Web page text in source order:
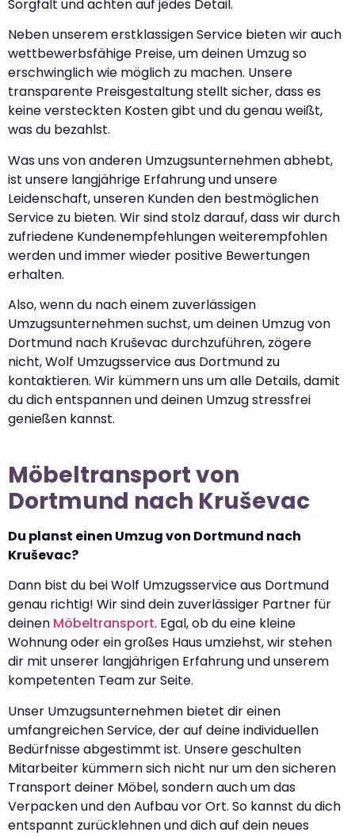
Sorgfalt und achten auf jedes Detail.
Neben unserem erstklassigen Service bieten wir auch
wettbewerbsfähige Preise, um deinen Umzug so
erschwinglich wie möglich zu machen. Unsere
transparente Preisgestaltung stellt sicher, dass es
keine versteckten Kosten gibt und du genau weißt,
was du bezahlst.
Was uns von anderen Umzugsunternehmen abhebt,
ist unsere langjährige Erfahrung und unsere
Leidenschaft, unseren Kunden den bestmöglichen
Service zu bieten. Wir sind stolz darauf, dass wir durch
zufriedene Kundenempfehlungen weiterempfohlen
werden und immer wieder positive Bewertungen
erhalten.
Also, wenn du nach einem zuverlässigen
Umzugsunternehmen suchst, um deinen Umzug von
Dortmund nach Kruševac durchzuführen, zögere
nicht, Wolf Umzugsservice aus Dortmund zu
kontaktieren. Wir kümmern uns um alle Details, damit
du dich entspannen und deinen Umzug stressfrei
genießen kannst.
Möbeltransport von
Dortmund nach Kruševac
Du planst einen Umzug von Dortmund nach
Kruševac?
Dann bist du bei Wolf Umzugsservice aus Dortmund
genau richtig! Wir sind dein zuverlässiger Partner für
deinen Möbeltransport. Egal, ob du eine kleine
Wohnung oder ein großes Haus umziehst, wir stehen
dir mit unserer langjährigen Erfahrung und unserem
kompetenten Team zur Seite.
Unser Umzugsunternehmen bietet dir einen
umfangreichen Service, der auf deine individuellen
Bedürfnisse abgestimmt ist. Unsere geschulten
Mitarbeiter kümmern sich nicht nur um den sicheren
Transport deiner Möbel, sondern auch um das
Verpacken und den Aufbau vor Ort. So kannst du dich
entspannt zurücklehnen und dich auf dein neues